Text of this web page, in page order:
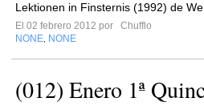
Lektionen in Finsternis (1992) de
El 02 febrero 2012 por
Chufflo
NONE NONE
(012) Enero 1ª